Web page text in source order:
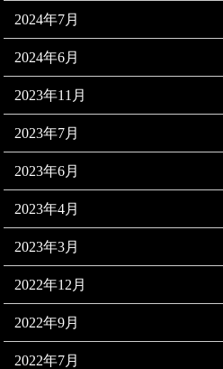
2024年7月
2024年6月
2023年11月
2023年7月
2023年6月
2023年4月
2023年3月
2022年12月
2022年9月
2022年7月